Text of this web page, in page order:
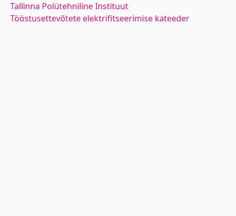
Tallinna Polütehniline Instituut
Tööstusettevõtete elektrifitseerimise kateeder